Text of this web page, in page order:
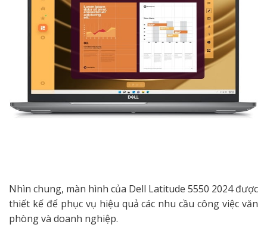
Nhìn chung, màn hình của Dell Latitude 5550 2024 được
thiết kế để phục vụ hiệu quả các nhu cầu công việc văn
phòng và doanh nghiệp.